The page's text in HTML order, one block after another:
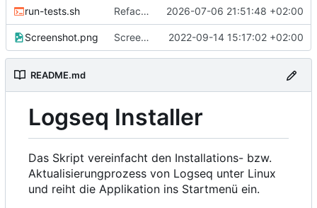
run-tests.sh Refactoring & portable Testpfade 2026-07-06 21:51:48 +02:00
Screenshot.png Screenshot erneuert 2022-09-14 15:17:02 +02:00
README.md
Logseq Installer
Das Skript vereinfacht den Installations- bzw.
Aktualisierungprozess von Logseq unter Linux
und reiht die Applikation ins Startmenü ein.